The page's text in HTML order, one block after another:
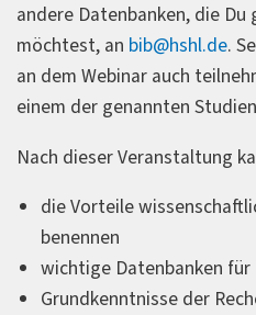
andere Datenbanken, die Du
möchtest, an bib@hshl.de.
an dem Webinar auch
einem der genannten
Nach dieser Veranstaltung
die Vorteile
benennen
wichtige Datenbanken
Grundkenntnisse der